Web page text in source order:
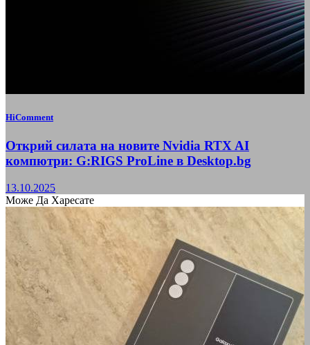
HiComment
Открий силата на новите Nvidia RTX AI
компютри: G:RIGS ProLine в Desktop.bg
13.10.2025
Може Да Харесате